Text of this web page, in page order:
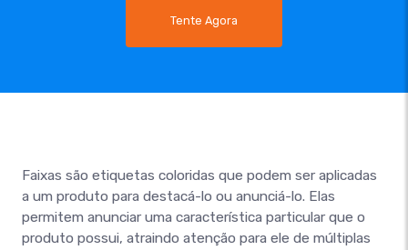
Tente Agora
Faixas são etiquetas coloridas que podem ser aplicadas
a um produto para destacá-lo ou anunciá-lo. Elas
permitem anunciar uma característica particular que o
produto possui, atraindo atenção para ele de múltiplas